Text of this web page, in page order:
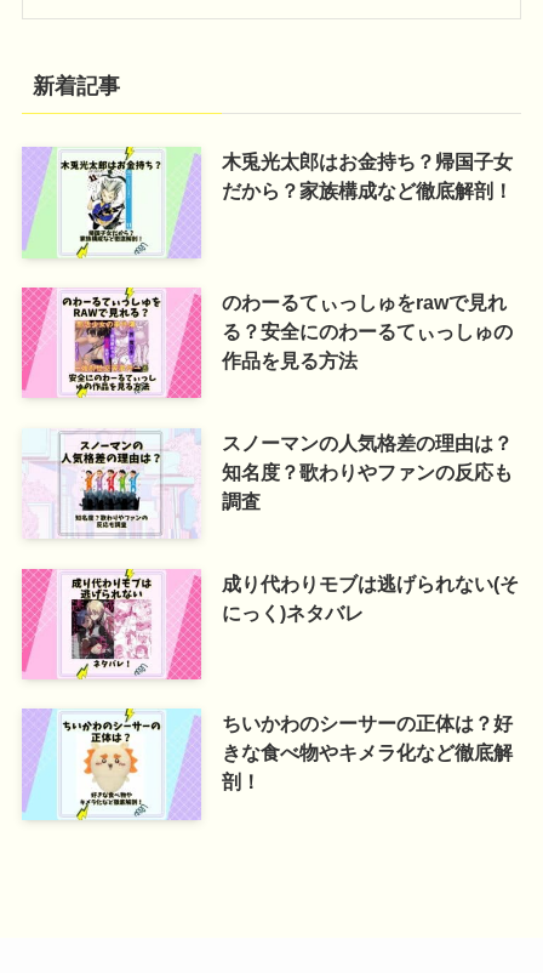
新着記事
木兎光太郎はお金持ち？帰国子女
だから？家族構成など徹底解剖！
のわーるてぃっしゅをrawで見れ
る？安全にのわーるてぃっしゅの
作品を見る方法
スノーマンの人気格差の理由は？
知名度？歌わりやファンの反応も
調査
成り代わりモブは逃げられない(そ
にっく)ネタバレ
ちいかわのシーサーの正体は？好
きな食べ物やキメラ化など徹底解
剖！